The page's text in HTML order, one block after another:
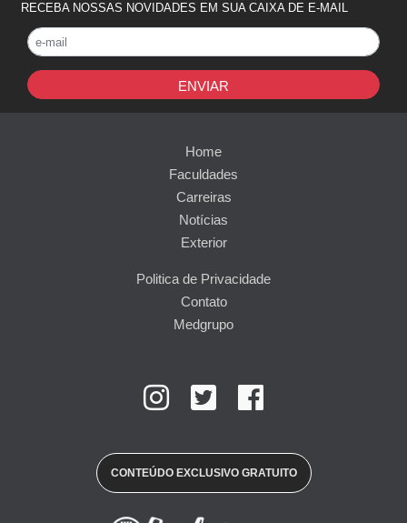
hospitais, sendo um deles, o Hospital das
Clínicas, o maior de Buenos Aires e ao lado
da faculdade.Também tem convênios com
diversos hospitais do país.
RECEBA NOSSAS NOVIDADES EM SUA CAIXA DE E-MAIL
ENVIAR
Home
Faculdades
Carreiras
Notícias
Exterior
Politica de Privacidade
Contato
Medgrupo
CONTEÚDO EXCLUSIVO GRATUITO